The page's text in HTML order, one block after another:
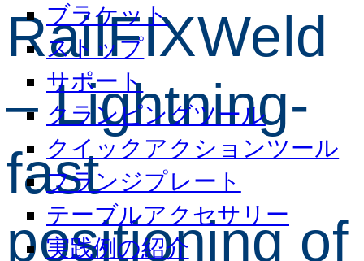
ブラケット
ストップ
サポート
クランピングツール
クイックアクションツール
フランジプレート
テーブルアクセサリー
実践例の紹介
RailFIXWeld
– Lightning-
fast
positioning of